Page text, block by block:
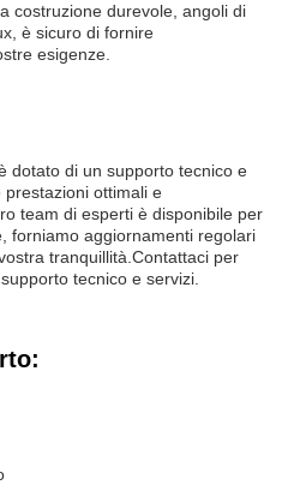
costruzione durevole, angoli di
è sicuro di fornire
esigenze.
dotato di un supporto tecnico e
ottimali e
team di esperti è disponibile per
forniamo aggiornamenti regolari
tranquillità.Contattaci per
tecnico e servizi.